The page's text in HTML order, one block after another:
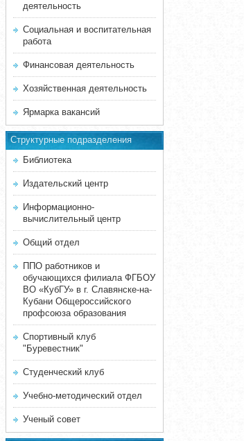
деятельность
Социальная и воспитательная
работа
Финансовая деятельность
Хозяйственная деятельность
Ярмарка вакансий
Структурные подразделения
Библиотека
Издательский центр
Информационно-
вычислительный центр
Общий отдел
ППО работников и
обучающихся филиала ФГБОУ
ВО «КубГУ» в г. Славянске-на-
Кубани Общероссийского
профсоюза образования
Спортивный клуб
"Буревестник"
Студенческий клуб
Учебно-методический отдел
Ученый совет